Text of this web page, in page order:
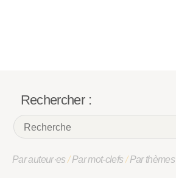
Rechercher :
Par auteur·es/Par mot-clefs/Par thèmes